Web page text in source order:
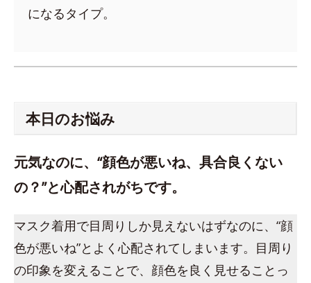
になるタイプ。
本日のお悩み
元気なのに、“顔色が悪いね、具合良くない
の？”と心配されがちです。
マスク着用で目周りしか見えないはずなのに、“顔
色が悪いね”とよく心配されてしまいます。目周り
の印象を変えることで、顔色を良く見せることっ